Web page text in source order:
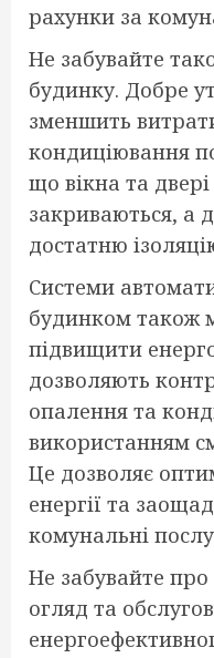
рахунки за
Не забувайте
будинку. Добре
зменшить
кондиціювання
що вікна та
закриваються, а
достатню
Системи
будинком також
підвищити
дозволяють
опалення та
використанням
Це дозволяє
енергії та
комунальні
Не забувайте
огляд та